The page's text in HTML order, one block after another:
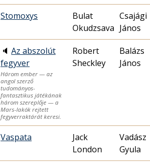
Stomoxys
Bulat
Okudzsava
Csajági
János
🔈 Az abszolút
fegyver
Három ember — az
angol szerző
tudományos-
fantasztikus játékának
három szereplője — a
Mars-lakók rejtett
fegyverraktárát keresi.
Robert
Sheckley
Balázs
János
Vaspata
Jack
London
Vadász
Gyula